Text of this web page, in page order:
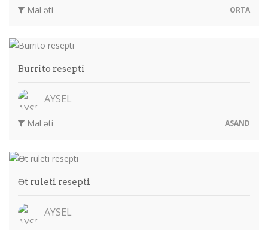
Mal əti ORTA
Burrito resepti
AYSEL
Mal əti ASAND
Ət ruleti resepti
AYSEL